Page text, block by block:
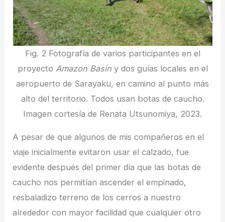
Fig. 2 Fotografía de varios participantes en el
proyecto Amazon Basiny dos guías locales en el
aeropuerto de Sarayaku, en camino al punto más
alto del territorio. Todos usan botas de caucho.
Imagen cortesía de Renata Utsunomiya, 2023.
A pesar de que algunos de mis compañeros en el
viaje inicialmente evitaron usar el calzado, fue
evidente después del primer día que las botas de
caucho nos permitían ascender el empinado,
resbaladizo terreno de los cerros a nuestro
alrededor con mayor facilidad que cualquier otro